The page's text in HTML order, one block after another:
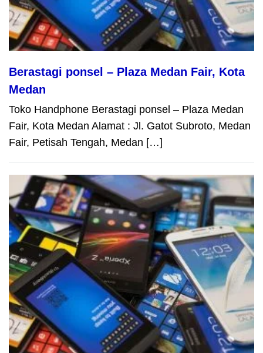
Berastagi ponsel – Plaza Medan Fair, Kota
Medan
Toko Handphone Berastagi ponsel – Plaza Medan
Fair, Kota Medan Alamat : Jl. Gatot Subroto, Medan
Fair, Petisah Tengah, Medan […]